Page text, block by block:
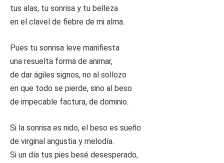
tus alas, tu sonrisa y tu belleza
en el clavel de fiebre de mi alma.
Pues tu sonrisa leve manifiesta
una resuelta forma de animar,
de dar ágiles signos, no al sollozo
en que todo se pierde, sino al beso
de impecable factura, de dominio.
Si la sonrisa es nido, el beso es sueño
de virginal angustia y melodía.
Si un día tus pies besé desesperado,